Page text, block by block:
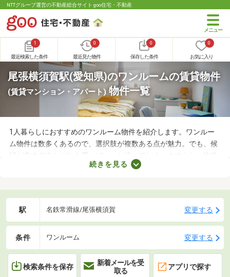
NTTグループ運営の不動産総合サイト goo住宅・不動産
1
最近検索した条件
0
最近見た物件
0
保存した条件
0
お気に入り
尾張横須賀駅(愛知県)のワンルームの賃貸物件
(賃貸マンション・アパート)物件一覧
1人暮らしにおすすめのワンルーム物件を紹介します。ワンルー
ム物件は数多くあるので、選択肢が複数ある点が魅力。でも、候
補が多すぎるとどれを選べばいいか迷ってしまいますよね。物件
を選ぶときは、間取り・設備・家賃などをチェックすることがお
を見つけましょう。
続きを見る
駅 名鉄常滑線/尾張横須賀 変更する
条件 ワンルーム 変更する
検索条件を保存
新着メールを受
取る
アプリで探す